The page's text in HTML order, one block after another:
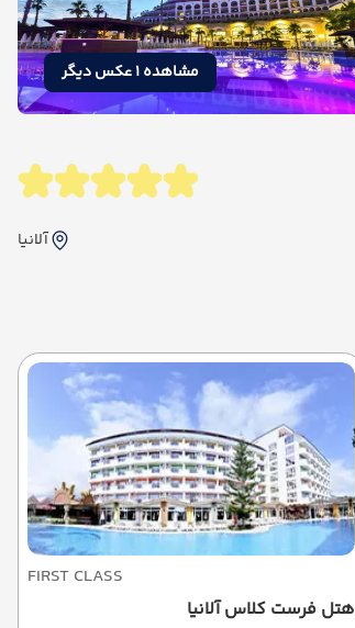
مشاهده 1 عکس دیگر
آلانیا
FIRST CLASS
هتل فرست کلاس آلانیا